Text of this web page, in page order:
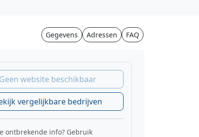
Gegevens Adressen FAQ
Geen website beschikbaar
vergelijkbare bedrijven
ontbrekende info? Gebruik